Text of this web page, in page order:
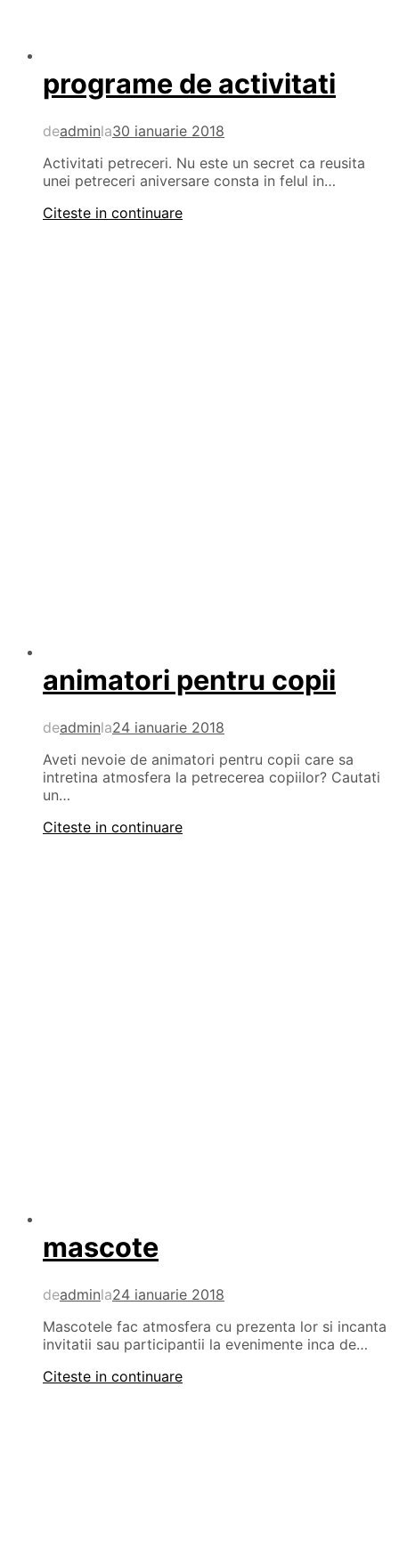
programe de activitati
deadminla30 ianuarie 2018
Activitati petreceri. Nu este un secret ca reusita
unei petreceri aniversare consta in felul in…
Citeste in continuare
animatori pentru copii
deadminla24 ianuarie 2018
Aveti nevoie de animatori pentru copii care sa
intretina atmosfera la petrecerea copiilor? Cautati
un…
Citeste in continuare
mascote
deadminla24 ianuarie 2018
Mascotele fac atmosfera cu prezenta lor si incanta
invitatii sau participantii la evenimente inca de…
Citeste in continuare